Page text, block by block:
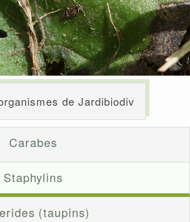
de Jardibiodiv
Carabes
Staphylins
(taupins)